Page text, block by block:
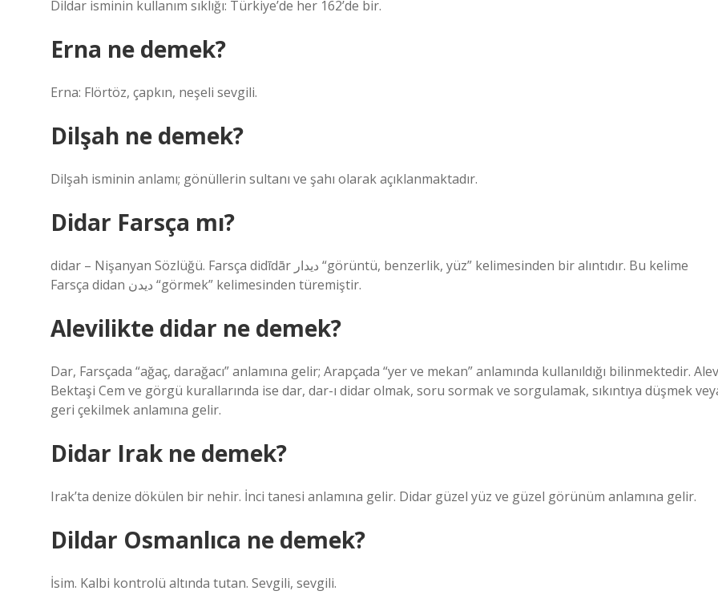
Dildar isminin kullanım sıklığı: Türkiye’de her 162’de bir.
Erna ne demek?
Erna: Flörtöz, çapkın, neşeli sevgili.
Dilşah ne demek?
Dilşah isminin anlamı; gönüllerin sultanı ve şahı olarak açıklanmaktadır.
Didar Farsça mı?
didar – Nişanyan Sözlüğü. Farsça didīdār دیدار “görüntü, benzerlik, yüz” kelimesinden bir alıntıdır. Bu kelime
Farsça didan دیدن “görmek” kelimesinden türemiştir.
Alevilikte didar ne demek?
Dar, Farsçada “ağaç, darağacı” anlamına gelir; Arapçada “yer ve mekan” anlamında kullanıldığı bilinmektedir.
Bektaşi Cem ve görgü kurallarında ise dar, dar-ı didar olmak, soru sormak ve sorgulamak, sıkıntıya düşmek
geri çekilmek anlamına gelir.
Didar Irak ne demek?
Irak’ta denize dökülen bir nehir. İnci tanesi anlamına gelir. Didar güzel yüz ve güzel görünüm anlamına gelir.
Dildar Osmanlıca ne demek?
İsim. Kalbi kontrolü altında tutan. Sevgili, sevgili.